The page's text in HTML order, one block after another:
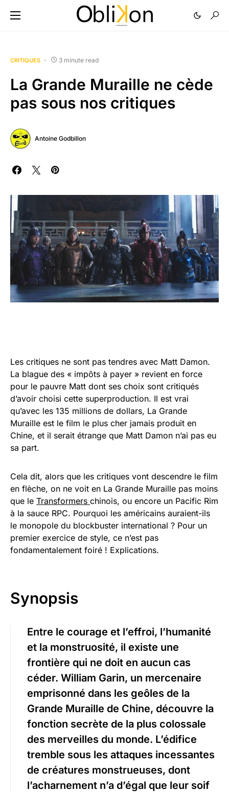
CRITIQUES 3 minute read
La Grande Muraille ne cède
pas sous nos critiques
Antoine Godbillon
Les critiques ne sont pas tendres avec Matt Damon.
La blague des « impôts à payer » revient en force
pour le pauvre Matt dont ses choix sont critiqués
d’avoir choisi cette superproduction. Il est vrai
qu’avec les 135 millions de dollars, La Grande
Muraille est le film le plus cher jamais produit en
Chine, et il serait étrange que Matt Damon n’ai pas eu
sa part.
Cela dit, alors que les critiques vont descendre le film
en flèche, on ne voit en La Grande Muraille pas moins
que le Transformers chinois, ou encore un Pacific Rim
à la sauce RPC. Pourquoi les américains auraient-ils
le monopole du blockbuster international ? Pour un
premier exercice de style, ce n’est pas
fondamentalement foiré ! Explications.
Synopsis
Entre le courage et l’effroi, l’humanité
et la monstruosité, il existe une
frontière qui ne doit en aucun cas
céder. William Garin, un mercenaire
emprisonné dans les geôles de la
Grande Muraille de Chine, découvre la
fonction secrète de la plus colossale
des merveilles du monde. L’édifice
tremble sous les attaques incessantes
de créatures monstrueuses, dont
l’acharnement n’a d’égal que leur soif